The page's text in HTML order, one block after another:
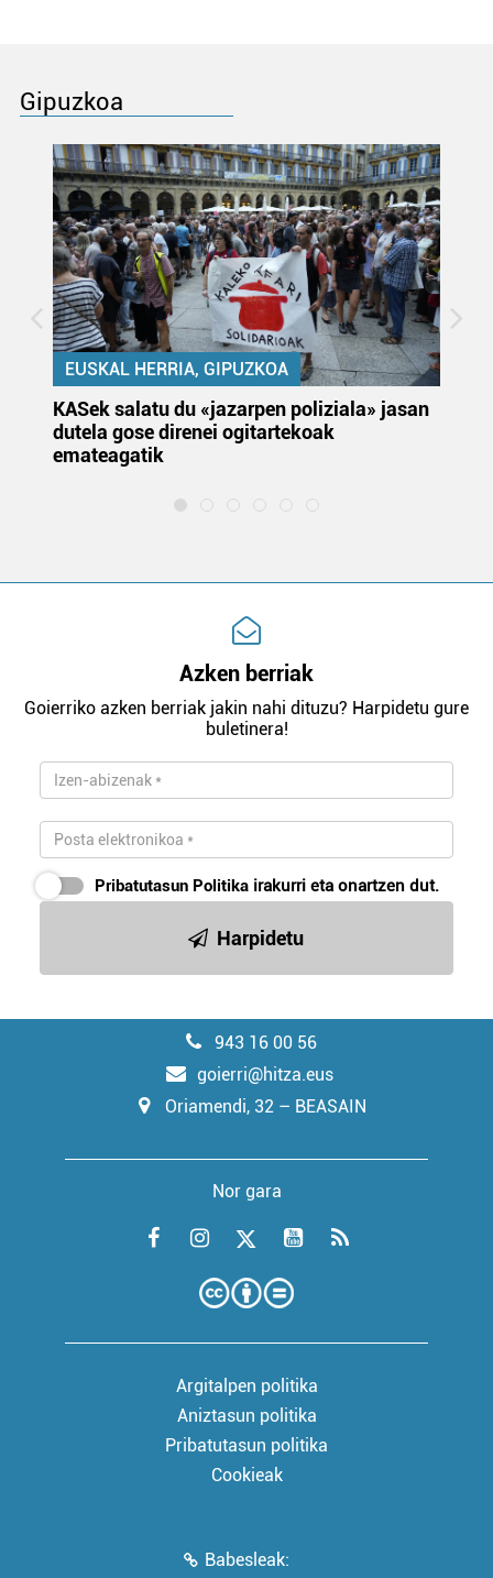
Gipuzkoa
EUSKAL HERRIA, GIPUZKOA
KASek salatu du «jazarpen poliziala» jasan
dutela gose direnei ogitartekoak
emateagatik
Azken berriak
Goierriko azken berriak jakin nahi dituzu? Harpidetu gure
buletinera!
Pribatutasun Politika irakurri eta onartzen dut.
Harpidetu
943 16 00 56
goierri@hitza.eus
Oriamendi, 32 – BEASAIN
Nor gara
Argitalpen politika
Aniztasun politika
Pribatutasun politika
Cookieak
Babesleak: